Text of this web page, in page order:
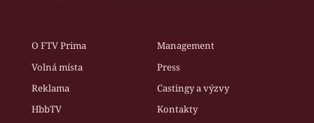
O FTV Prima
Management
Volná místa
Press
Reklama
Castingy a výzvy
HbbTV
Kontakty